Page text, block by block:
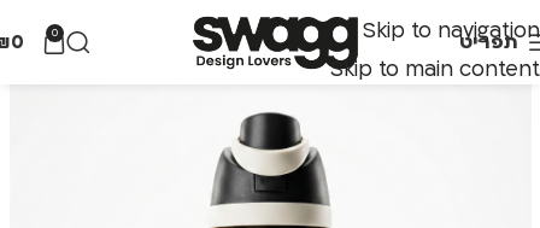
Skip to navigation
Skip to main content
תפריט 0
0